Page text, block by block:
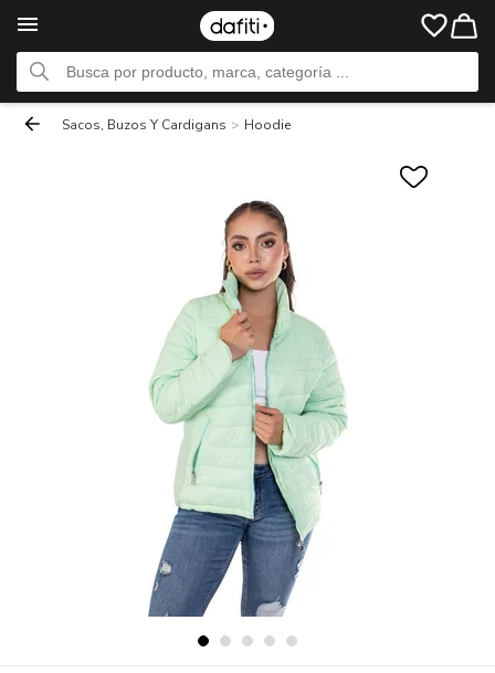
Sacos, Buzos Y Cardigans > Hoodie